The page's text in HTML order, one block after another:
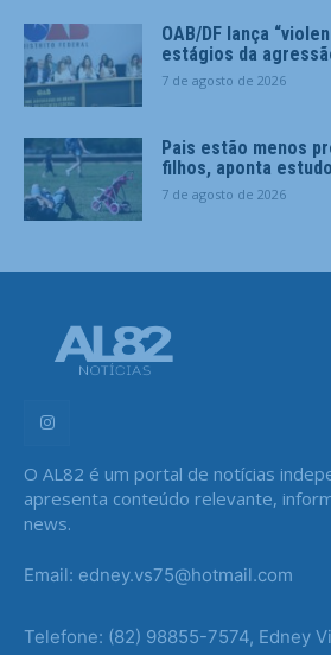
OAB/DF lança
estágios da
7 de agosto de 2026
Pais estão menos
filhos, aponta estudo
7 de agosto de 2026
O AL82 é um portal de notícias
apresenta conteúdo relevante,
news.
Email: edney.vs75@hotmail.com
Telefone: (82) 98855-7574, Edney